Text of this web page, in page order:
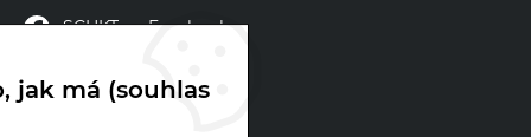
SCHKT na Facebooku
jak má (souhlas